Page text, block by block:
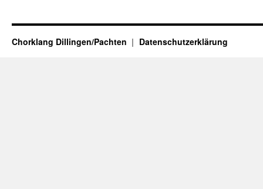
Chorklang Dillingen/Pachten Datenschutzerklärung